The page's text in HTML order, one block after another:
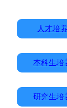
人才培
本科生培
研究生培